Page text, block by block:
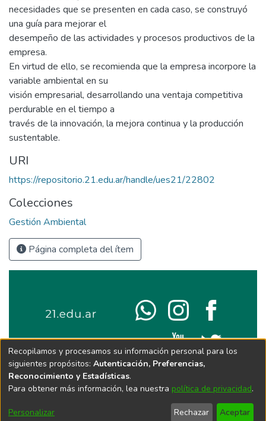
necesidades que se presenten en cada caso, se construyó
una guía para mejorar el
desempeño de las actividades y procesos productivos de la
empresa.
En virtud de ello, se recomienda que la empresa incorpore la
variable ambiental en su
visión empresarial, desarrollando una ventaja competitiva
perdurable en el tiempo a
través de la innovación, la mejora continua y la producción
sustentable.
URI
https://repositorio.21.edu.ar/handle/ues21/22802
Colecciones
Gestión Ambiental
Página completa del ítem
Recopilamos y procesamos su información personal para los
siguientes propósitos: Autenticación, Preferencias,
Reconocimiento y Estadísticas.
Para obtener más información, lea nuestra política de privacidad.
Personalizar Rechazar Aceptar